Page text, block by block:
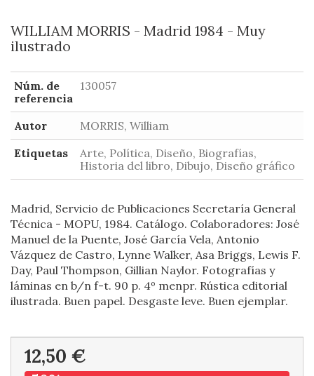
WILLIAM MORRIS - Madrid 1984 - Muy
ilustrado
Núm. de
referencia
130057
Autor
MORRIS, William
Etiquetas
Arte, Política, Diseño, Biografías,
Historia del libro, Dibujo, Diseño gráfico
Madrid, Servicio de Publicaciones Secretaría General
Técnica - MOPU, 1984. Catálogo. Colaboradores: José
Manuel de la Puente, José García Vela, Antonio
Vázquez de Castro, Lynne Walker, Asa Briggs, Lewis F.
Day, Paul Thompson, Gillian Naylor. Fotografías y
láminas en b/n f-t. 90 p. 4º menpr. Rústica editorial
ilustrada. Buen papel. Desgaste leve. Buen ejemplar.
12,50 €